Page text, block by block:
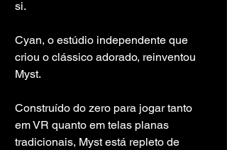
si.
Cyan, o estúdio independente que
criou o clássico adorado, reinventou
Myst.
Construído do zero para jogar tanto
em VR quanto em telas planas
tradicionais, Myst está repleto de